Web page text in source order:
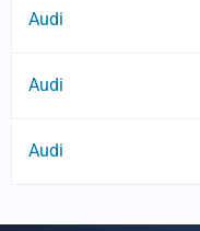
Audi
Audi
Audi